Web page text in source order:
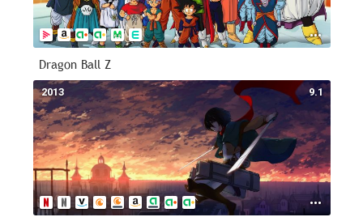
Dragon Ball Z
9.1
2013